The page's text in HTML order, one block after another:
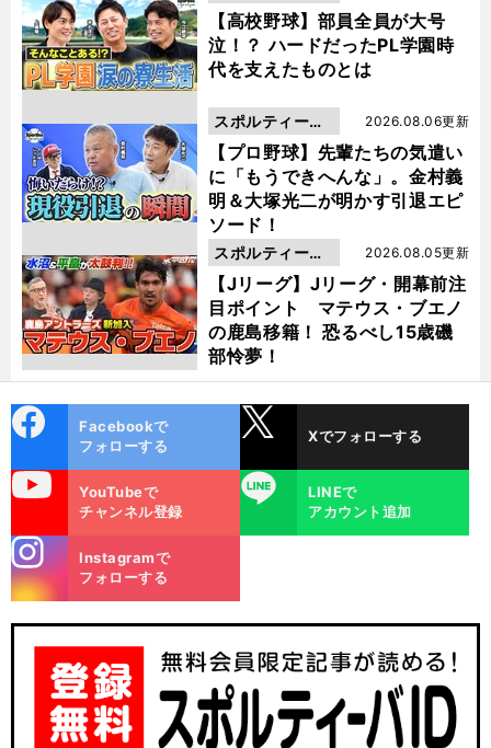
【高校野球】部員全員が大号
泣！？ ハードだったPL学園時
代を支えたものとは
動画
【プロ野球】先輩たちの気遣い
に「もうできへんな」。金村義
明＆大塚光二が明かす引退エピ
ソード！
2026.08.06更新
スポルティーバ
動画
【Jリーグ】Jリーグ・開幕前注
目ポイント マテウス・ブエノ
の鹿島移籍！ 恐るべし15歳磯
部怜夢！
2026.08.05更新
スポルティーバ
動画
ok
Facebookで
フォローする
Xでフォローする
YouTubeで
チャンネル登録
LINE
LINEで
アカウント追加
m
Instagramで
フォローする